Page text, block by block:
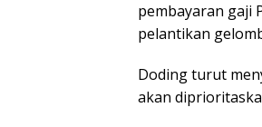
pembayaran gaji
pelantikan
Doding turut
akan